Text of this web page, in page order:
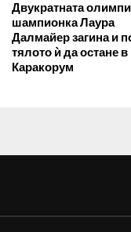
Двукратната
шампионка Лаура
Далмайер загина и
тялото ѝ да остане в
Каракорум